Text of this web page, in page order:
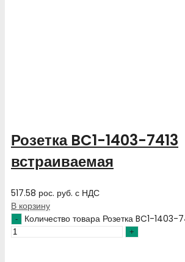
Розетка BC1-1403-7413
встраиваемая
517.58 рос. руб. с НДС
В корзину
Количество товара Розетка BC1-1403-